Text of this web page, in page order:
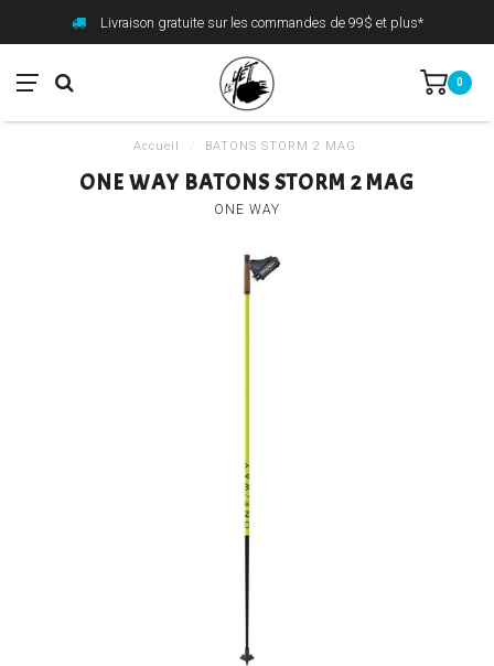
Livraison gratuite sur les commandes de 99$ et plus*
0
Accueil BATONS STORM 2 MAG
ONE WAY BATONS STORM 2 MAG
ONE WAY